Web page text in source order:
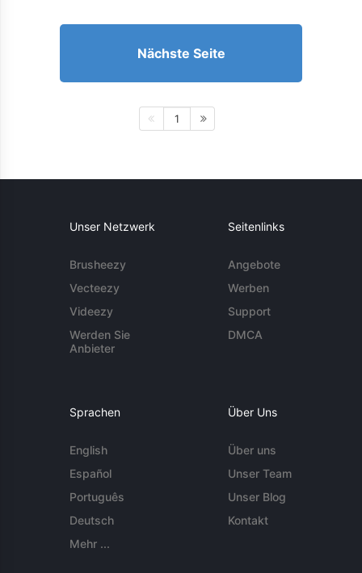
Nächste Seite
1
Unser Netzwerk
Brusheezy
Vecteezy
Videezy
Werden Sie
Anbieter
Seitenlinks
Angebote
Werben
Support
DMCA
Sprachen
English
Español
Português
Deutsch
Mehr ...
Über Uns
Über uns
Unser Team
Unser Blog
Kontakt